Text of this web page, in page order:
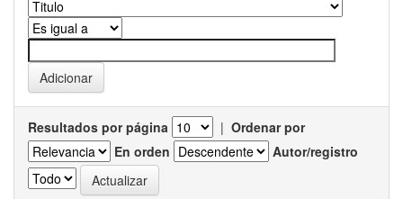
Resultados por página | Ordenar por
En orden
Autor/registro